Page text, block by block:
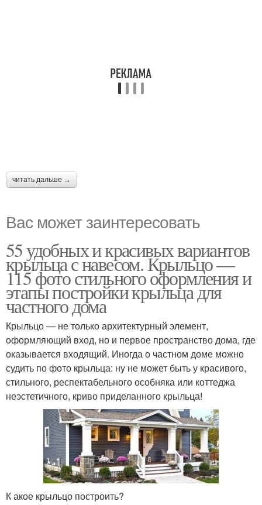
читать дальше →
Вас может заинтересовать
55 удобных и красивых вариантов
крыльца с навесом. Крыльцо —
115 фото стильного оформления и
этапы постройки крыльца для
частного дома
Крыльцо — не только архитектурный элемент,
оформляющий вход, но и первое пространство дома, где
оказывается входящий. Иногда о частном доме можно
судить по фото крыльца: ну не может быть у красивого,
стильного, респектабельного особняка или коттеджа
неэстетичного, криво приделанного крыльца!
К акое крыльцо построить?